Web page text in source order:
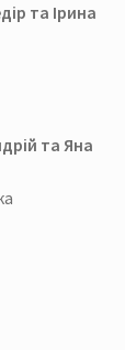
та Ірина
та Яна